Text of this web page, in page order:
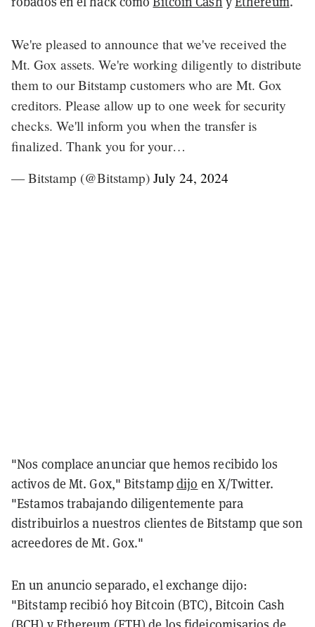
We're pleased to announce that we've received the
Mt. Gox assets. We're working diligently to distribute
them to our Bitstamp customers who are Mt. Gox
creditors. Please allow up to one week for security
checks. We'll inform you when the transfer is
finalized. Thank you for your…
— Bitstamp (@Bitstamp) July 24, 2024
"Nos complace anunciar que hemos recibido los
activos de Mt. Gox," Bitstampdijo en X/Twitter.
"Estamos trabajando diligentemente para
distribuirlos a nuestros clientes de Bitstamp que son
acreedores de Mt. Gox."
En un anuncio separado, el exchange dijo:
"Bitstamp recibió hoy Bitcoin (BTC), Bitcoin Cash